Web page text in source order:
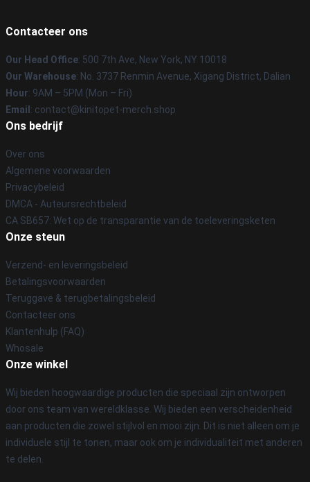
Contacteer ons
Our Head Office: 500 7th Ave, New York, NY 10018
Our Warehouse: No. 3737 Renmin Avenue, Xigang District, Dalian
Hour: 9AM – 5PM (Mon – Fri)
Email : contact@kinitopet-merch.shop
Ons bedrijf
Over ons
Algemene voorwaarden
Privacybeleid
DMCA - Auteursrechtbeleid
CA SB657: Wet op de transparantie van de toeleveringsketen
Onze steun
Verzend- en leveringsbeleid
Betalingsvoorwaarden
Teruggave & terugbetalingsbeleid
Contacteer ons
Klantenhulp (FAQ)
Whosale
Onze winkel
Wij bieden hoogwaardige producten die speciaal zijn ontworpen
door ons team van wereldklasse. Wij bieden een verscheidenheid
aan producten die zowel stijlvol en mooi zijn. Dit is niet alleen om je
individuele stijl te tonen, maar ook om je individualiteit met anderen
te delen.